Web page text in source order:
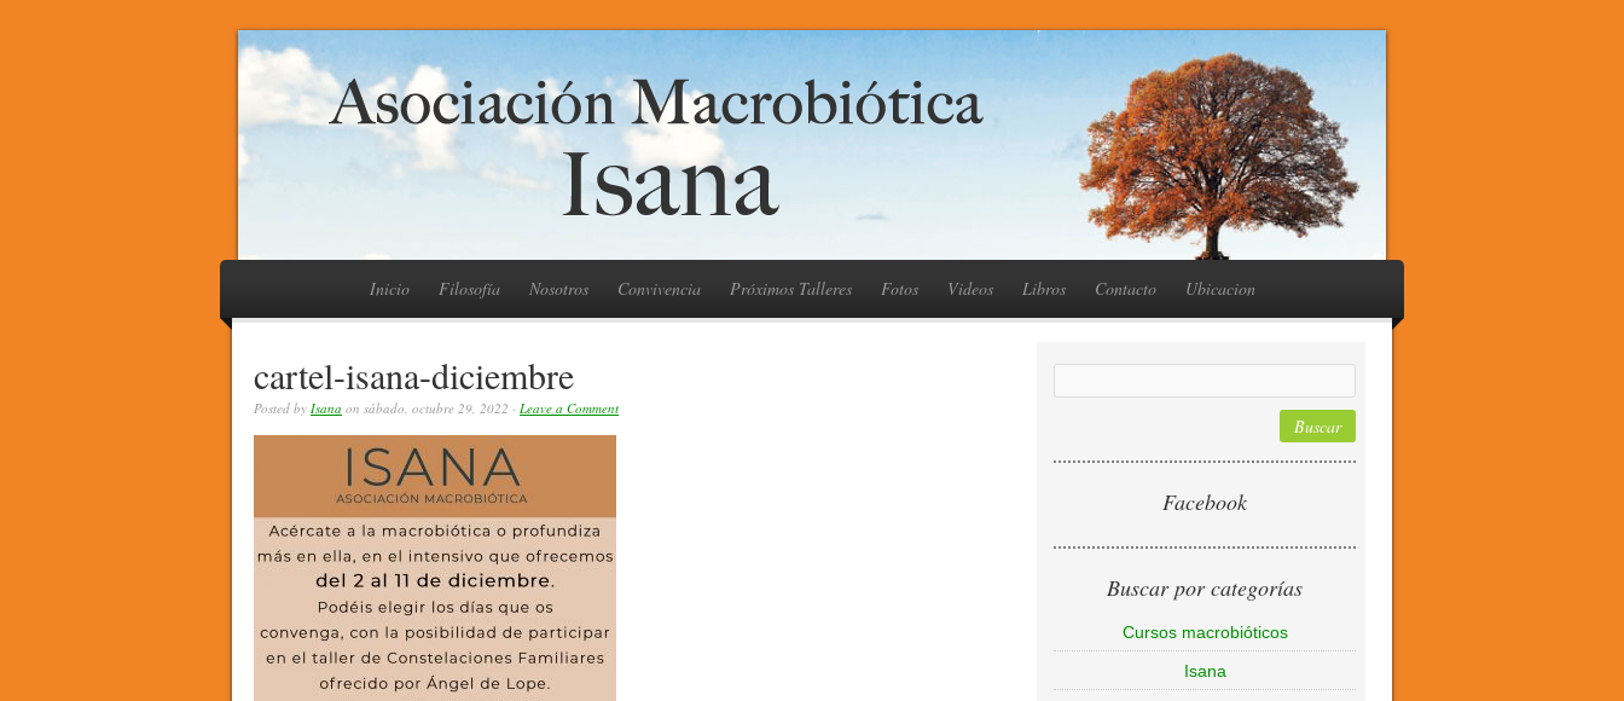
Inicio Filosofía Nosotros Convivencia Próximos Talleres Fotos Videos Libros Contacto Ubicacion
cartel-isana-diciembre
Posted by Isana on sábado, octubre 29, 2022 · Leave a Comment
Facebook
Buscar por categorías
Cursos macrobióticos
Isana